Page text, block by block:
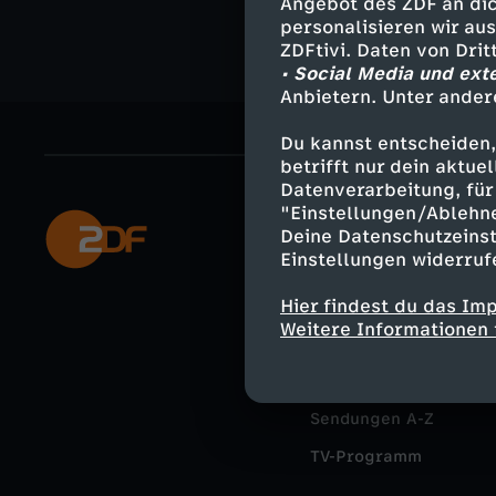
personalisieren wir
ZDFtivi. Daten von
• Social Media und
Anbietern. Unter
Du kannst
betrifft nur dein
Datenverarbeitung,
"Einstellungen/
Deine
Einstellungen
Hier findest du das
Weitere
Mehr ZDF
ZDF-Apps
Smart TV
ZDFtext
Sendungen A-Z
TV-Programm